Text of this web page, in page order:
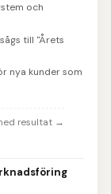
och
till "Årets
nya kunder som
resultat →